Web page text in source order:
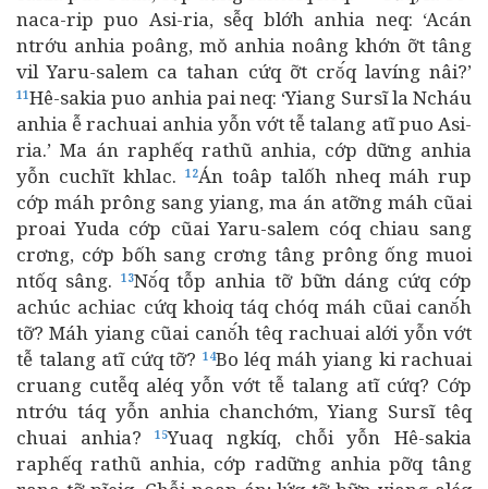
naca-rip puo Asi-ria, sễq blớh anhia neq: ‘Acán
ntrớu anhia poâng, mŏ anhia noâng khớn ỡt tâng
vil Yaru-salem ca tahan cứq ỡt crŏ́q lavíng nâi?’
11Hê-sakia puo anhia pai neq: ‘Yiang Sursĩ la Ncháu
anhia ễ rachuai anhia yỗn vớt tễ talang atĩ puo Asi-
ria.’ Ma án raphếq rathũ anhia, cớp dững anhia
yỗn cuchĩt khlac.
12Án toâp talốh nheq máh rup
cớp máh prông sang yiang, ma án atỡng máh cũai
proai Yuda cớp cũai Yaru-salem cóq chiau sang
crơng, cớp bốh sang crơng tâng prông ống muoi
ntốq sâng.
13Nŏ́q tỗp anhia tỡ bữn dáng cứq cớp
achúc achiac cứq khoiq táq chóq máh cũai canŏ́h
tỡ? Máh yiang cũai canŏ́h têq rachuai alới yỗn vớt
tễ talang atĩ cứq tỡ? 14Bo léq máh yiang ki rachuai
cruang cutễq aléq yỗn vớt tễ talang atĩ cứq? Cớp
ntrớu táq yỗn anhia chanchớm, Yiang Sursĩ têq
chuai anhia?15Yuaq ngkíq, chỗi yỗn Hê-sakia
raphếq rathũ anhia, cớp radững anhia pỡq tâng